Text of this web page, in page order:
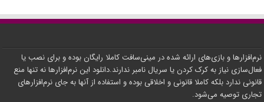
نرم‌افزارها و بازی‌های ارائه شده در مینی‌سافت کاملا رایگان بوده و برای نصب یا
فعال‌سازی نیاز به کرک کردن یا سریال نامبر ندارند.دانلود این نرم‌افزارها نه تنها منع
قانونی ندارد بلکه کاملا قانونی و اخلاقی بوده و استفاده از آنها به جای نرم‌افزارهای
تجاری توصیه می‌شود.